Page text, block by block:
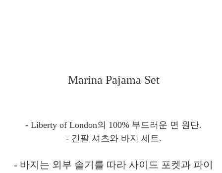
Marina Pajama Set
- Liberty of London의 100% 부드러운 면 원단.
- 긴팔 셔츠와 바지 세트.
- 바지는 외부 솔기를 따라 사이드 포켓과 파이